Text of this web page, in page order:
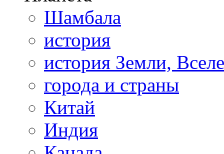
Шамбала
история
история Земли,
города и страны
Китай
Индия